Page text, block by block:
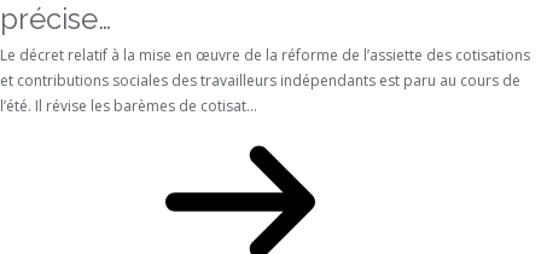
précise…
Le décret relatif à la mise en œuvre de la réforme de l’assiette des cotisations
et contributions sociales des travailleurs indépendants est paru au cours de
l’été. Il révise les barèmes de cotisat...